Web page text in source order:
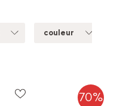
couleur
70%